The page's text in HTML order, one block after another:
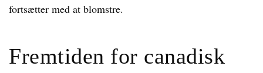
fortsætter med at blomstre.
Fremtiden for canadisk